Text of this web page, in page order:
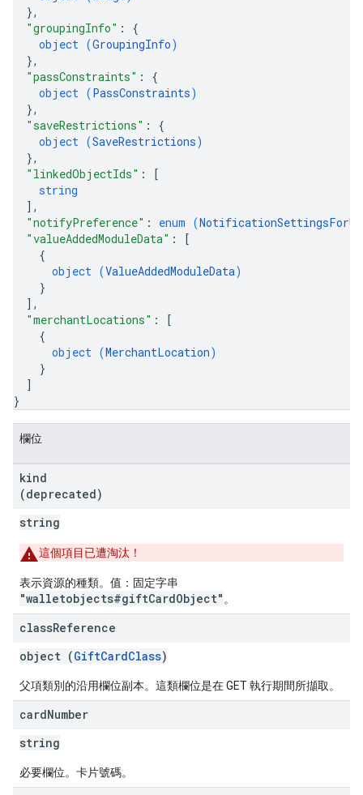
},
"groupingInfo" : {
object (GroupingInfo)
},
"passConstraints" : {
object (PassConstraints)
},
"saveRestrictions" : {
object (SaveRestrictions)
},
"linkedObjectIds" :
[
string
] ,
"notifyPreference" : enum (
"valueAddedModuleData" :
[
{
object (ValueAddedModuleData)
}
] ,
"merchantLocations" :
[
{
object (MerchantLocation)
}
]
}
欄位
kind
(deprecated)
string
這個項目已遭淘汰！
表示資源的種類。值：固定字串
"walletobjects#giftCardObject" 。
classReference
object (GiftCardClass)
父項類別的沿用欄位副本。這類欄位是在 GET 執行期間所擷取。
cardNumber
string
必要欄位。卡片號碼。